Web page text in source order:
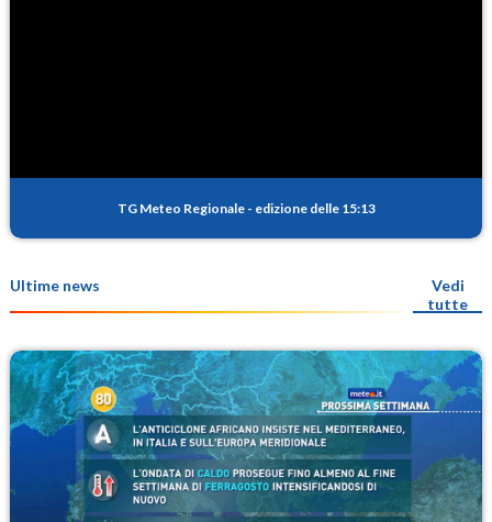
TG Meteo Regionale - edizione delle 15:13
Ultime news
Vedi
tutte